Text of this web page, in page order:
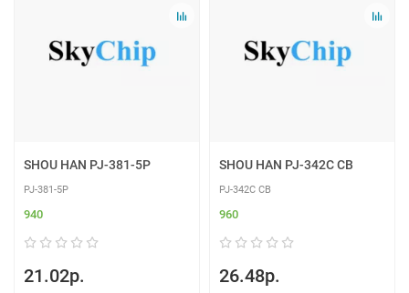
SHOU HAN PJ-381-5P
PJ-381-5P
940
21.02р.
SHOU HAN PJ-342C CB
PJ-342C CB
960
26.48р.